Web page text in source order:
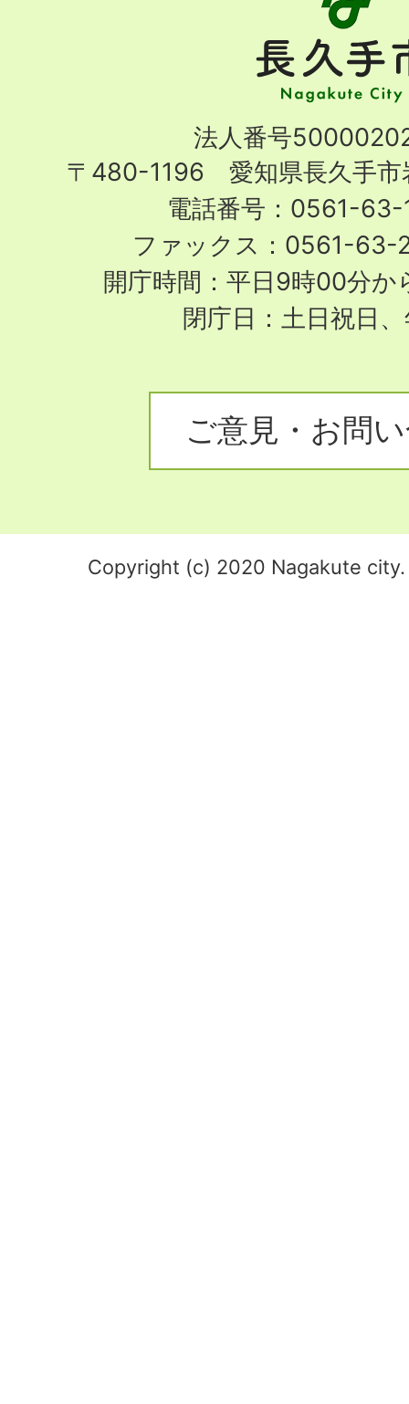
手
市
City
法人番号
〒480-1196 愛知県長久手市
電話番号：0561-63-
ファックス：0561-63-
開庁時間：平日9時00分
閉庁日：土日祝日
ご意見・お問
Copyright (c) 2020 Nagakute